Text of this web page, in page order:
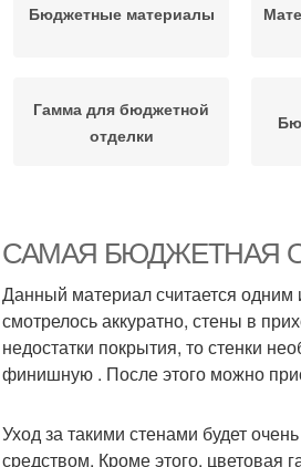
Бюджетные материалы
Гамма для бюджетной
отделки
отделке
Практичная отделка
САМАЯ БЮДЖЕТНАЯ
Данный материал считается
смотрелось аккуратно, стены в
недостатки покрытия, то стенки
финишную . После этого можно
Уход за такими стенами будет
средством. Кроме этого, цветовая